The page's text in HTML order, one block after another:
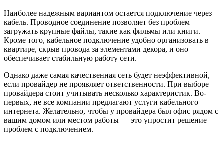
Наиболее надежным вариантом остается подключение через
кабель. Проводное соединение позволяет без проблем
загружать крупные файлы, такие как фильмы или книги.
Кроме того, кабельное подключение удобно организовать в
квартире, скрыв провода за элементами декора, и оно
обеспечивает стабильную работу сети.
Однако даже самая качественная сеть будет неэффективной,
если провайдер не проявляет ответственности. При выборе
провайдера стоит учитывать несколько характеристик. Во-
первых, не все компании предлагают услуги кабельного
интернета. Желательно, чтобы у провайдера был офис рядом с
вашим домом или местом работы — это упростит решение
проблем с подключением.